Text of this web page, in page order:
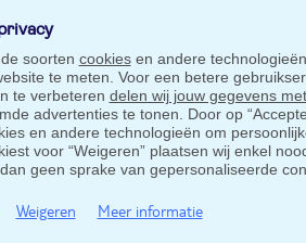
soorten cookiesen andere
te meten. Voor een betere
te verbeteren delen wij jouw gegevens
advertenties te tonen. Door op
en andere technologieën om
kiest voor “Weigeren” plaatsen wij enkel
geen sprake van gepersonaliseerde
Weigeren Meer informatie